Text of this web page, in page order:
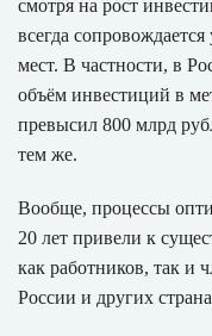
смотря на рост
всегда
мест. В частности, в
объём инвестиций в
превысил 800 млрд
тем же.
Вообще, процессы
20 лет привели к
как работников, так и
России и других